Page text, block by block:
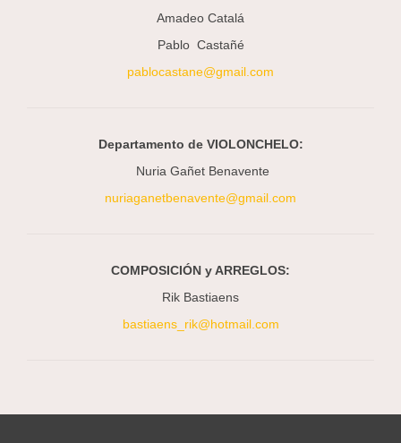
Amadeo Catalá
Pablo Castañé
pablocastane@gmail.com
Departamento de VIOLONCHELO:
Nuria Gañet Benavente
nuriaganetbenavente@gmail.com
COMPOSICIÓN y ARREGLOS:
Rik Bastiaens
bastiaens_rik@hotmail.com